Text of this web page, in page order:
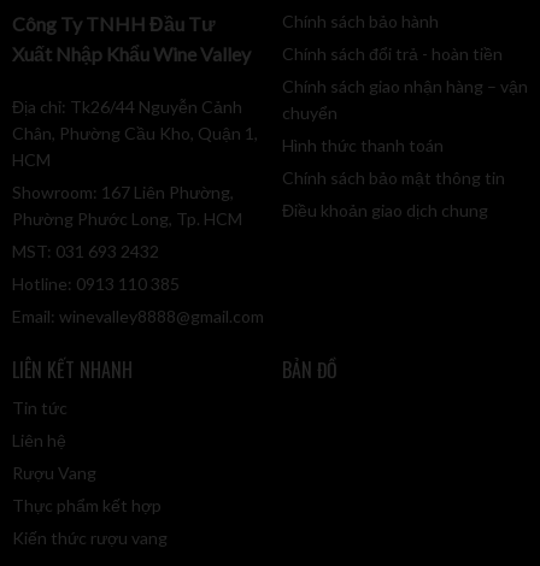
Công Ty TNHH Đầu Tư
Xuất Nhập Khẩu Wine Valley
Địa chỉ: Tk26/44 Nguyễn Cảnh
Chân, Phường Cầu Kho, Quận 1,
HCM
Showroom: 167 Liên Phường,
Phường Phước Long, Tp. HCM
MST: 031 693 2432
Hotline: 0913 110 385
Email: winevalley8888@gmail.com
Chính sách bảo hành
Chính sách đổi trả - hoàn tiền
Chính sách giao nhận hàng – vận
chuyển
Hình thức thanh toán
Chính sách bảo mật thông tin
Điều khoản giao dịch chung
LIÊN KẾT NHANH
Tin tức
Liên hệ
Rượu Vang
Thực phẩm kết hợp
Kiến thức rượu vang
BẢN ĐỒ